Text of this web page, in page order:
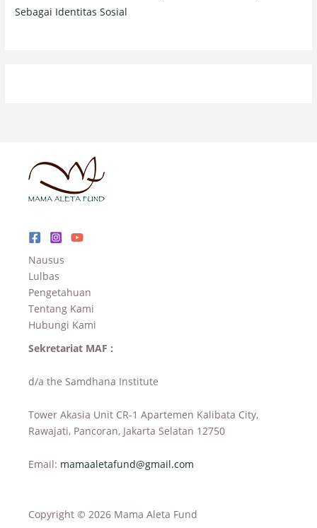
Sebagai Identitas Sosial
Nausus
Lulbas
Pengetahuan
Tentang Kami
Hubungi Kami
Sekretariat MAF :
d/a the Samdhana Institute
Tower Akasia Unit CR-1 Apartemen Kalibata City,
Rawajati, Pancoran, Jakarta Selatan 12750
Email: mamaaletafund@gmail.com
Copyright © 2026 Mama Aleta Fund